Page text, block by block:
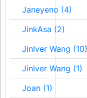
Janeyeno (4)
JinkAsa (2)
Jinlver Wang (10)
Jinlver Wang (1)
Joan (1)